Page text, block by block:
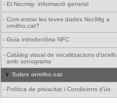
- El Nocmig- informació general
- Com entrar les teves dades NocMig a
ornitho.cat?
- Guia introductòria NFC
- Catàleg visual de vocalitzacions d'ocells
amb sonograma
Sobre ornitho.cat
- Política de privacitat i Condicions d'ús